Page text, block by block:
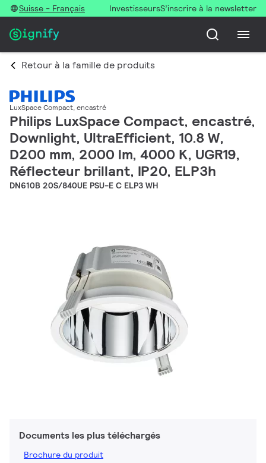
Suisse - Français InvestisseursS’inscrire à la newsletter
Retour à la famille de produits
LuxSpace Compact, encastré
Philips LuxSpace Compact, encastré,
Downlight, UltraEfficient, 10.8 W,
D200 mm, 2000 lm, 4000 K, UGR19,
Réflecteur brillant, IP20, ELP3h
DN610B 20S/840UE PSU-E C ELP3 WH
Documents les plus téléchargés
Brochure du produit